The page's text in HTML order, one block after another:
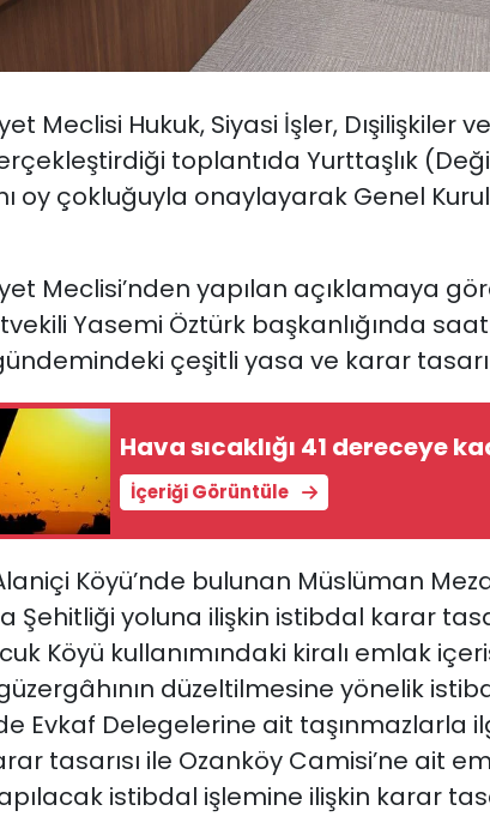
Meclisi Hukuk, Siyasi İşler, Dışilişkiler
toplantıda Yurttaşlık
oy çokluğuyla onaylayarak Genel
Meclisi’nden yapılan açıklamaya
Yasemi Öztürk başkanlığında
çeşitli yasa ve karar
Hava sıcaklığı 41 dereceye
İçeriği Görüntüle
Köyü’nde bulunan Müslüman
Şehitliği yoluna ilişkin istibdal karar
Köyü kullanımındaki kiralı emlak
düzeltilmesine yönelik
Evkaf Delegelerine ait taşınmazlarla
tasarısı ile Ozanköy Camisi’ne ait
istibdal işlemine ilişkin karar